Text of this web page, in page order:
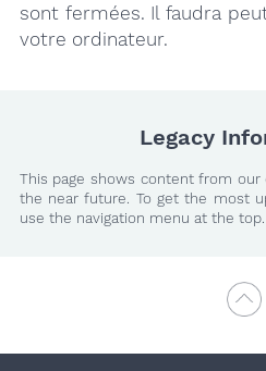
sont fermées. Il faudra
votre ordinateur.
Legacy
This page shows content from
the near future. To get the most
use the navigation menu at the top.